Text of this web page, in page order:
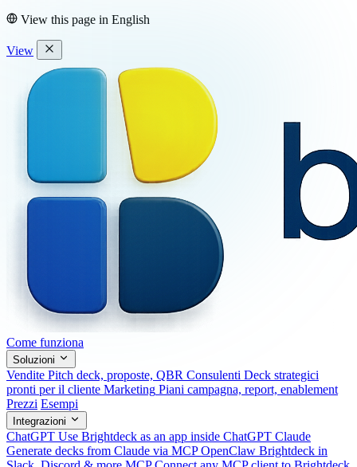
View this page in English
View
Come funziona
Soluzioni
Vendite Pitch deck, proposte, QBR Consulenti Deck strategici
pronti per il cliente Marketing Piani campagna, report, enablement
Prezzi Esempi
Integrazioni
ChatGPT Use Brightdeck as an app inside ChatGPT Claude
Generate decks from Claude via MCP OpenClaw Brightdeck in